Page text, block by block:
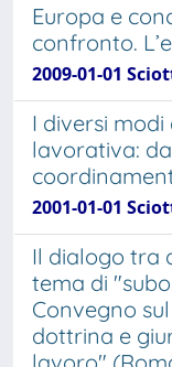
Europa e
confronto.
2009-01-01
I diversi
lavorativa:
2001-01-01
Il dialogo tra
tema di
Convegno
dottrina e